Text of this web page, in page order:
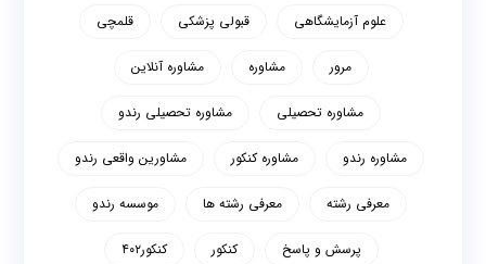
علوم آزمایشگاهی قبولی پزشکی قلمچی
مرور مشاوره مشاوره آنلاین
مشاوره تحصیلی مشاوره تحصیلی رندو
مشاوره رندو مشاوره کنکور مشاورین واقعی رندو
معرفی رشته معرفی رشته ها موسسه رندو
پرسش و پاسخ کنکور کنکور۴۰۲